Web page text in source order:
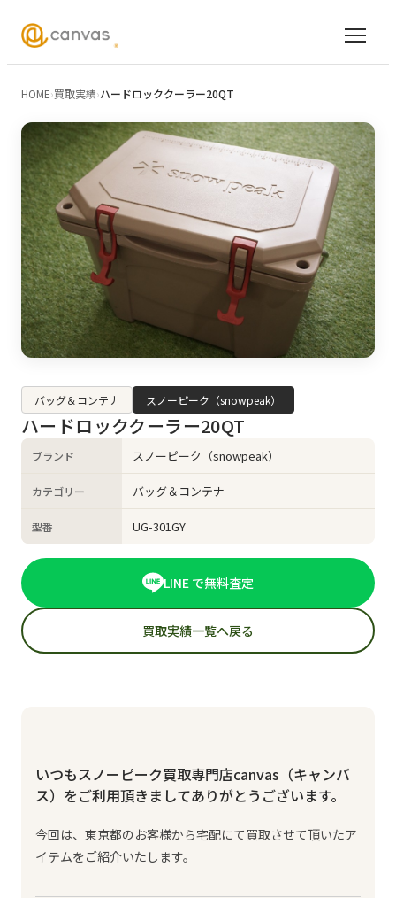
HOME›買取実績›ハードロッククーラー20QT
バッグ＆コンテナ スノーピーク（snowpeak）
ハードロッククーラー20QT
ブランド スノーピーク（snowpeak）
カテゴリー バッグ＆コンテナ
型番 UG-301GY
LINE で無料査定
買取実績一覧へ戻る
いつもスノーピーク買取専門店canvas（キャンバ
ス）をご利用頂きましてありがとうございます。
今回は、東京都のお客様から宅配にて買取させて頂いたア
イテムをご紹介いたします。